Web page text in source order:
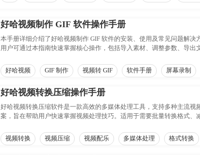
好哈视频制作 GIF 软件操作手册
本手册详细介绍了好哈视频制作 GIF 软件的安装、使用及常见问题解
用户可通过本指南快速掌握核心操作，包括导入素材、调整参数、导
好哈视频
GIF 制作 视频转 GIF 软件手册 屏幕录制
好哈视频转换压缩操作手册
好哈视频转换压缩软件是一款高效的多媒体处理工具，支持多种主流
案，旨在帮助用户快速掌握视频处理技巧。适用于需要批量转换格式
视频转换
视频压缩 视频配乐 多媒体处理 格式转换